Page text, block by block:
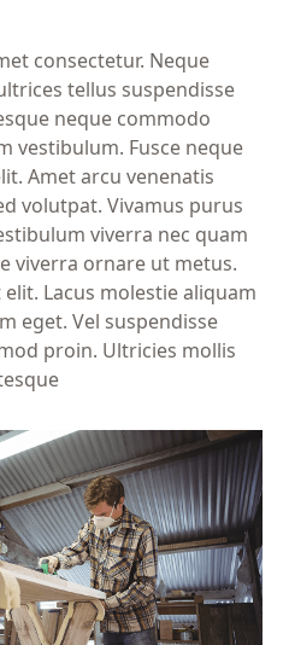
consectetur. Neque
tellus suspendisse
neque commodo
vestibulum. Fusce neque
Amet arcu venenatis
volutpat. Vivamus purus
viverra nec quam
viverra ornare ut metus.
Lacus molestie aliquam
eget. Vel suspendisse
proin. Ultricies mollis